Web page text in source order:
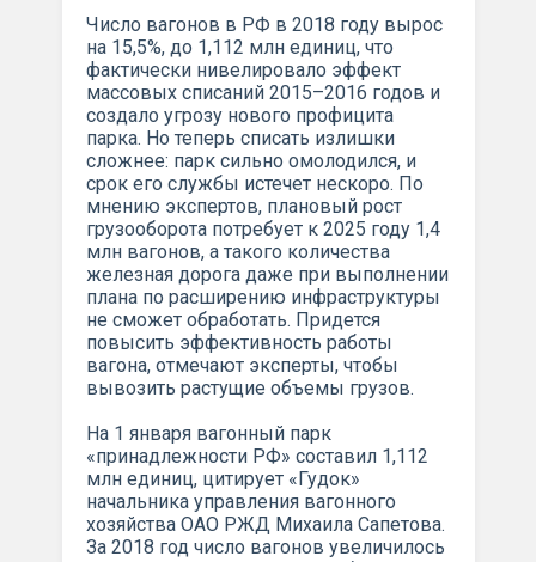
Число вагонов в РФ в 2018 году вырос
на 15,5%, до 1,112 млн единиц, что
фактически нивелировало эффект
массовых списаний 2015–2016 годов и
создало угрозу нового профицита
парка. Но теперь списать излишки
сложнее: парк сильно омолодился, и
срок его службы истечет нескоро. По
мнению экспертов, плановый рост
грузооборота потребует к 2025 году 1,4
млн вагонов, а такого количества
железная дорога даже при выполнении
плана по расширению инфраструктуры
не сможет обработать. Придется
повысить эффективность работы
вагона, отмечают эксперты, чтобы
вывозить растущие объемы грузов.
На 1 января вагонный парк
«принадлежности РФ» составил 1,112
млн единиц, цитирует «Гудок»
начальника управления вагонного
хозяйства ОАО РЖД Михаила Сапетова.
За 2018 год число вагонов увеличилось